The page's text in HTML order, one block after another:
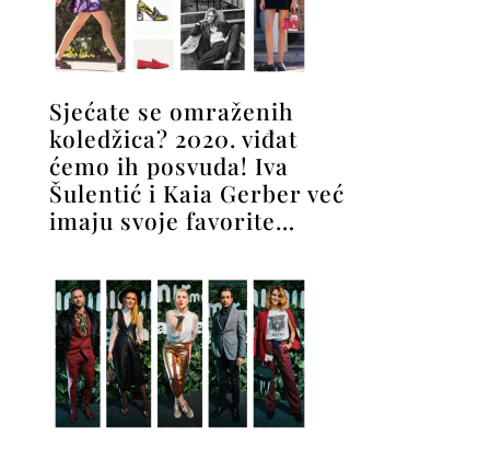
Sjećate se omraženih
koledžica? 2020. viđat
ćemo ih posvuda! Iva
Šulentić i Kaia Gerber već
imaju svoje favorite…